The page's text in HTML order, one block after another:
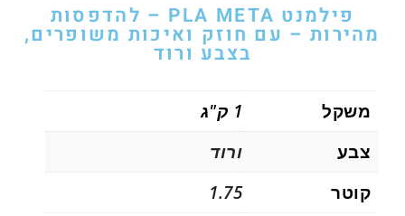
פילמנט PLA META – להדפסות
מהירות – עם חוזק ואיכות משופרים,
בצבע ורוד
משקל
1 ק"ג
צבע
ורוד
קוטר
1.75